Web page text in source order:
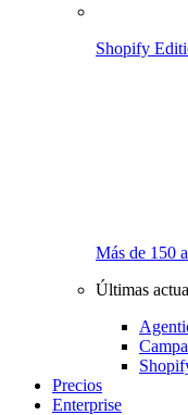
Shopify
Más de 150
Últimas
Precios
Enterprise